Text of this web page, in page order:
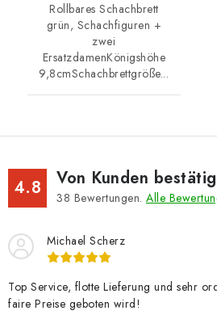
Rollbares Schachbrett
grün, Schachfiguren +
zwei
ErsatzdamenKönigshöhe
9,8cmSchachbrettgröße...
4.8 Von Kunden
38 Bewertungen. Alle
Michael Scherz
Top Service, flotte Lieferung und sehr
faire Preise geboten wird!